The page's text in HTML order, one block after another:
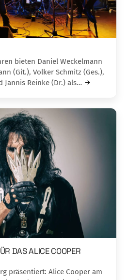
bieten Daniel Weckelmann
(Git.), Volker Schmitz (Ges.),
Jannis Reinke (Dr.) als…
DAS ALICE COOPER
präsentiert: Alice Cooper am